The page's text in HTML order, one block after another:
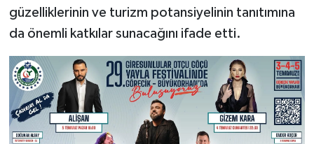
güzelliklerinin ve turizm potansiyelinin tanıtımına
da önemli katkılar sunacağını ifade etti.